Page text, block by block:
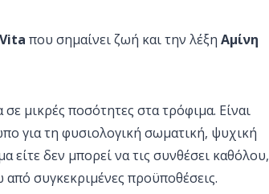
Vita που σημαίνει ζωή και την λέξη Αμίνη
μικρές ποσότητες στα τρόφιμα. Είναι
για τη φυσιολογική σωματική, ψυχική
δεν μπορεί να τις συνθέσει καθόλου,
από συγκεκριμένες προϋποθέσεις.